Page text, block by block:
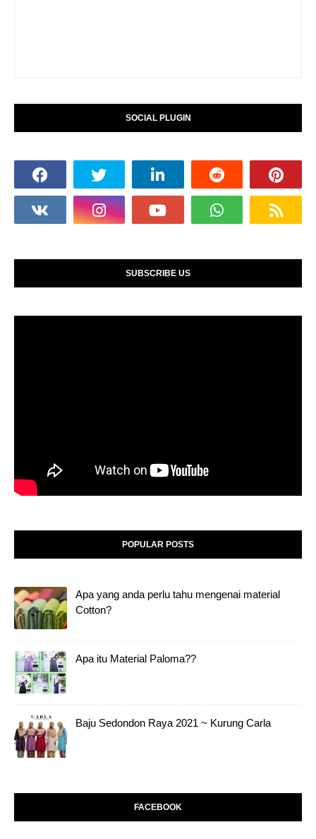
SOCIAL PLUGIN
SUBSCRIBE US
POPULAR POSTS
Apa yang anda perlu tahu mengenai material
Cotton?
Apa itu Material Paloma??
Baju Sedondon Raya 2021 ~ Kurung Carla
FACEBOOK